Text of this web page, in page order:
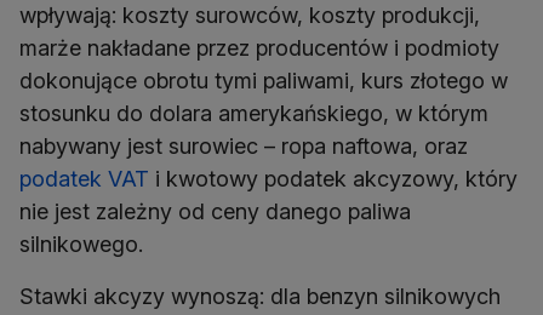
wpływają: koszty surowców, koszty produkcji,
marże nakładane przez producentów i podmioty
dokonujące obrotu tymi paliwami, kurs złotego w
stosunku do dolara amerykańskiego, w którym
nabywany jest surowiec – ropa naftowa, oraz
podatek VAT i kwotowy podatek akcyzowy, który
nie jest zależny od ceny danego paliwa
silnikowego.
Stawki akcyzy wynoszą: dla benzyn silnikowych